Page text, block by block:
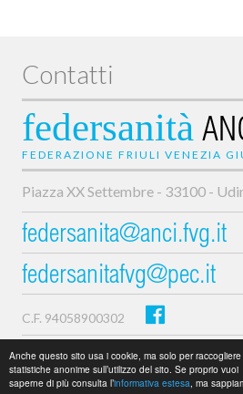
Anche questo sito usa i cookie, ma solo per raccogliere
statistiche anonime sull’utilizzo del sito. Se proprio vuoi
saperne di più consulta l’informativa estesa, ma
Contatti
federsanità
FEDERAZIONE FRIULI VENEZIA
Piazza XX Settembre - 33100 -
federsanita@anci.fvg.it
federsanitafvg@pec.it
C.F. 94058900302
Privacy e cookie policy